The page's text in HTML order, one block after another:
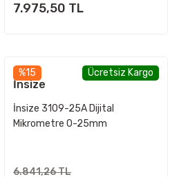
7.975,50 TL
%15 Ücretsiz Kargo
İnsize
İnsize 3109-25A Dijital
Mikrometre 0-25mm
6.841,26 TL